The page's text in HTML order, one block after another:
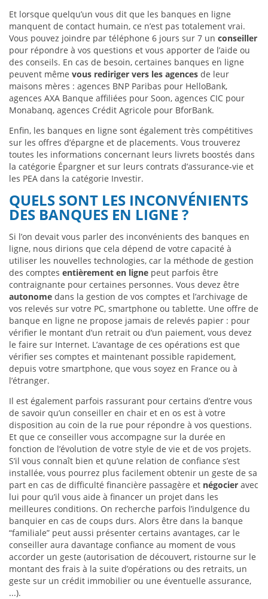
Et lorsque quelqu’un vous dit que les banques en ligne
manquent de contact humain, ce n’est pas totalement vrai.
Vous pouvez joindre par téléphone 6 jours sur 7 un conseiller
pour répondre à vos questions et vous apporter de l’aide ou
des conseils. En cas de besoin, certaines banques en ligne
peuvent même vous rediriger vers les agences de leur
maisons mères : agences BNP Paribas pour HelloBank,
agences AXA Banque affiliées pour Soon, agences CIC pour
Monabanq, agences Crédit Agricole pour BforBank.
Enfin, les banques en ligne sont également très compétitives
sur les offres d’épargne et de placements. Vous trouverez
toutes les informations concernant leurs livrets boostés dans
la catégorie Épargner et sur leurs contrats d’assurance-vie et
les PEA dans la catégorie Investir.
QUELS SONT LES INCONVÉNIENTS
DES BANQUES EN LIGNE ?
Si l’on devait vous parler des inconvénients des banques en
ligne, nous dirions que cela dépend de votre capacité à
utiliser les nouvelles technologies, car la méthode de gestion
des comptes entièrement en ligne peut parfois être
contraignante pour certaines personnes. Vous devez être
autonome dans la gestion de vos comptes et l’archivage de
vos relevés sur votre PC, smartphone ou tablette. Une offre de
banque en ligne ne propose jamais de relevés papier : pour
vérifier le montant d’un retrait ou d’un paiement, vous devez
le faire sur Internet. L’avantage de ces opérations est que
vérifier ses comptes et maintenant possible rapidement,
depuis votre smartphone, que vous soyez en France ou à
l’étranger.
Il est également parfois rassurant pour certains d’entre vous
de savoir qu’un conseiller en chair et en os est à votre
disposition au coin de la rue pour répondre à vos questions.
Et que ce conseiller vous accompagne sur la durée en
fonction de l’évolution de votre style de vie et de vos projets.
S’il vous connaît bien et qu’une relation de confiance s’est
installée, vous pourrez plus facilement obtenir un geste de sa
part en cas de difficulté financière passagère et négocier avec
lui pour qu’il vous aide à financer un projet dans les
meilleures conditions. On recherche parfois l’indulgence du
banquier en cas de coups durs. Alors être dans la banque
“familiale” peut aussi présenter certains avantages, car le
conseiller aura davantage confiance au moment de vous
accorder un geste (autorisation de découvert, ristourne sur le
montant des frais à la suite d’opérations ou des retraits, un
geste sur un crédit immobilier ou une éventuelle assurance,
...).